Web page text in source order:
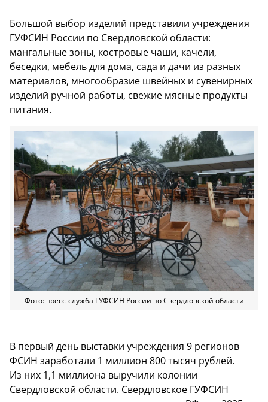
Большой выбор изделий представили учреждения
ГУФСИН России по Свердловской области:
мангальные зоны, костровые чаши, качели,
беседки, мебель для дома, сада и дачи из разных
материалов, многообразие швейных и сувенирных
изделий ручной работы, свежие мясные продукты
питания.
Фото: пресс-служба ГУФСИН России по Свердловской области
В первый день выставки учреждения 9 регионов
ФСИН заработали 1 миллион 800 тысяч рублей.
Из них 1,1 миллиона выручили колонии
Свердловской области. Свердловское ГУФСИН